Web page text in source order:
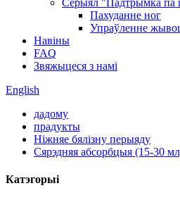
Серыял "Падтрымка па
Пахуданне ног
Упраўленне
Навіны
FAQ
Звяжыцеся з намі
English
дадому
прадукты
Ніжняе бялізну перыяду
Сярэдняя абсорбцыя (15-30
Катэгорыі